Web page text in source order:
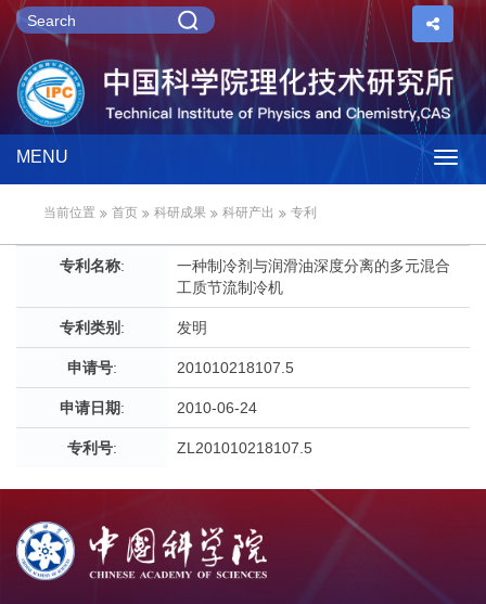
MENU
当前位置 首页 科研成果 科研产出 专利
专利名称:
一种制冷剂与润滑油深度分离的多元混合
工质节流制冷机
专利类别 : 发明
申请号: 201010218107.5
申请日期: 2010-06-24
专利号: ZL201010218107.5